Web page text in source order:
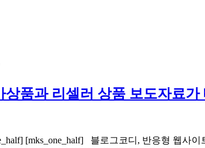
품과 리셀러 상품 보도자료가
[mks_one_half] 블로그코디, 반응형 웹